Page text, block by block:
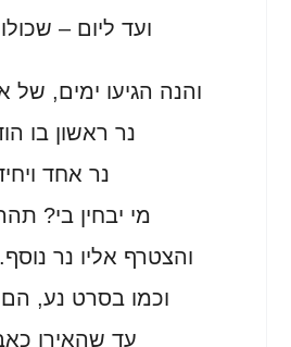
ועד ליום –
והנה הגיעו ימים, של
נר ראשון בו
נר אחד
מי יבחין בי?
והצטרף אליו נר
וכמו בסרט נע, הם
עד שהאירו